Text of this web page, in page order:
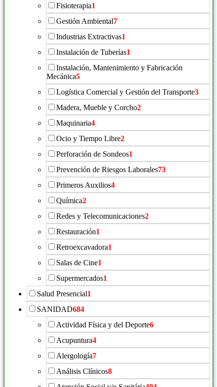
Fisioterapia1
Gestión Ambiental7
Industrias Extractivas1
Instalación de Tuberías1
Instalación, Mantenimiento y Fabricación
Mecánica5
Logística Comercial y Gestión del Transporte3
Madera, Mueble y Corcho2
Maquinaria4
Ocio y Tiempo Libre2
Perforación de Sondeos1
Prevención de Riesgos Laborales73
Primeros Auxilios4
Química2
Redes y Telecomunicaciones2
Restauración1
Retroexcavadora1
Salas de Cine1
Supermercados1
Salud Presencial1
SANIDAD684
Actividad Física y del Deporte6
Acupuntura4
Alergología7
Análisis Clínicos8